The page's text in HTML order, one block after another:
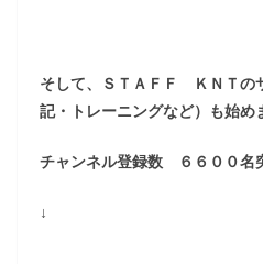
そして、ＳＴＡＦＦ ＫＮＴの
記・トレーニングなど）も始め
チャンネル登録数 ６６００名
↓